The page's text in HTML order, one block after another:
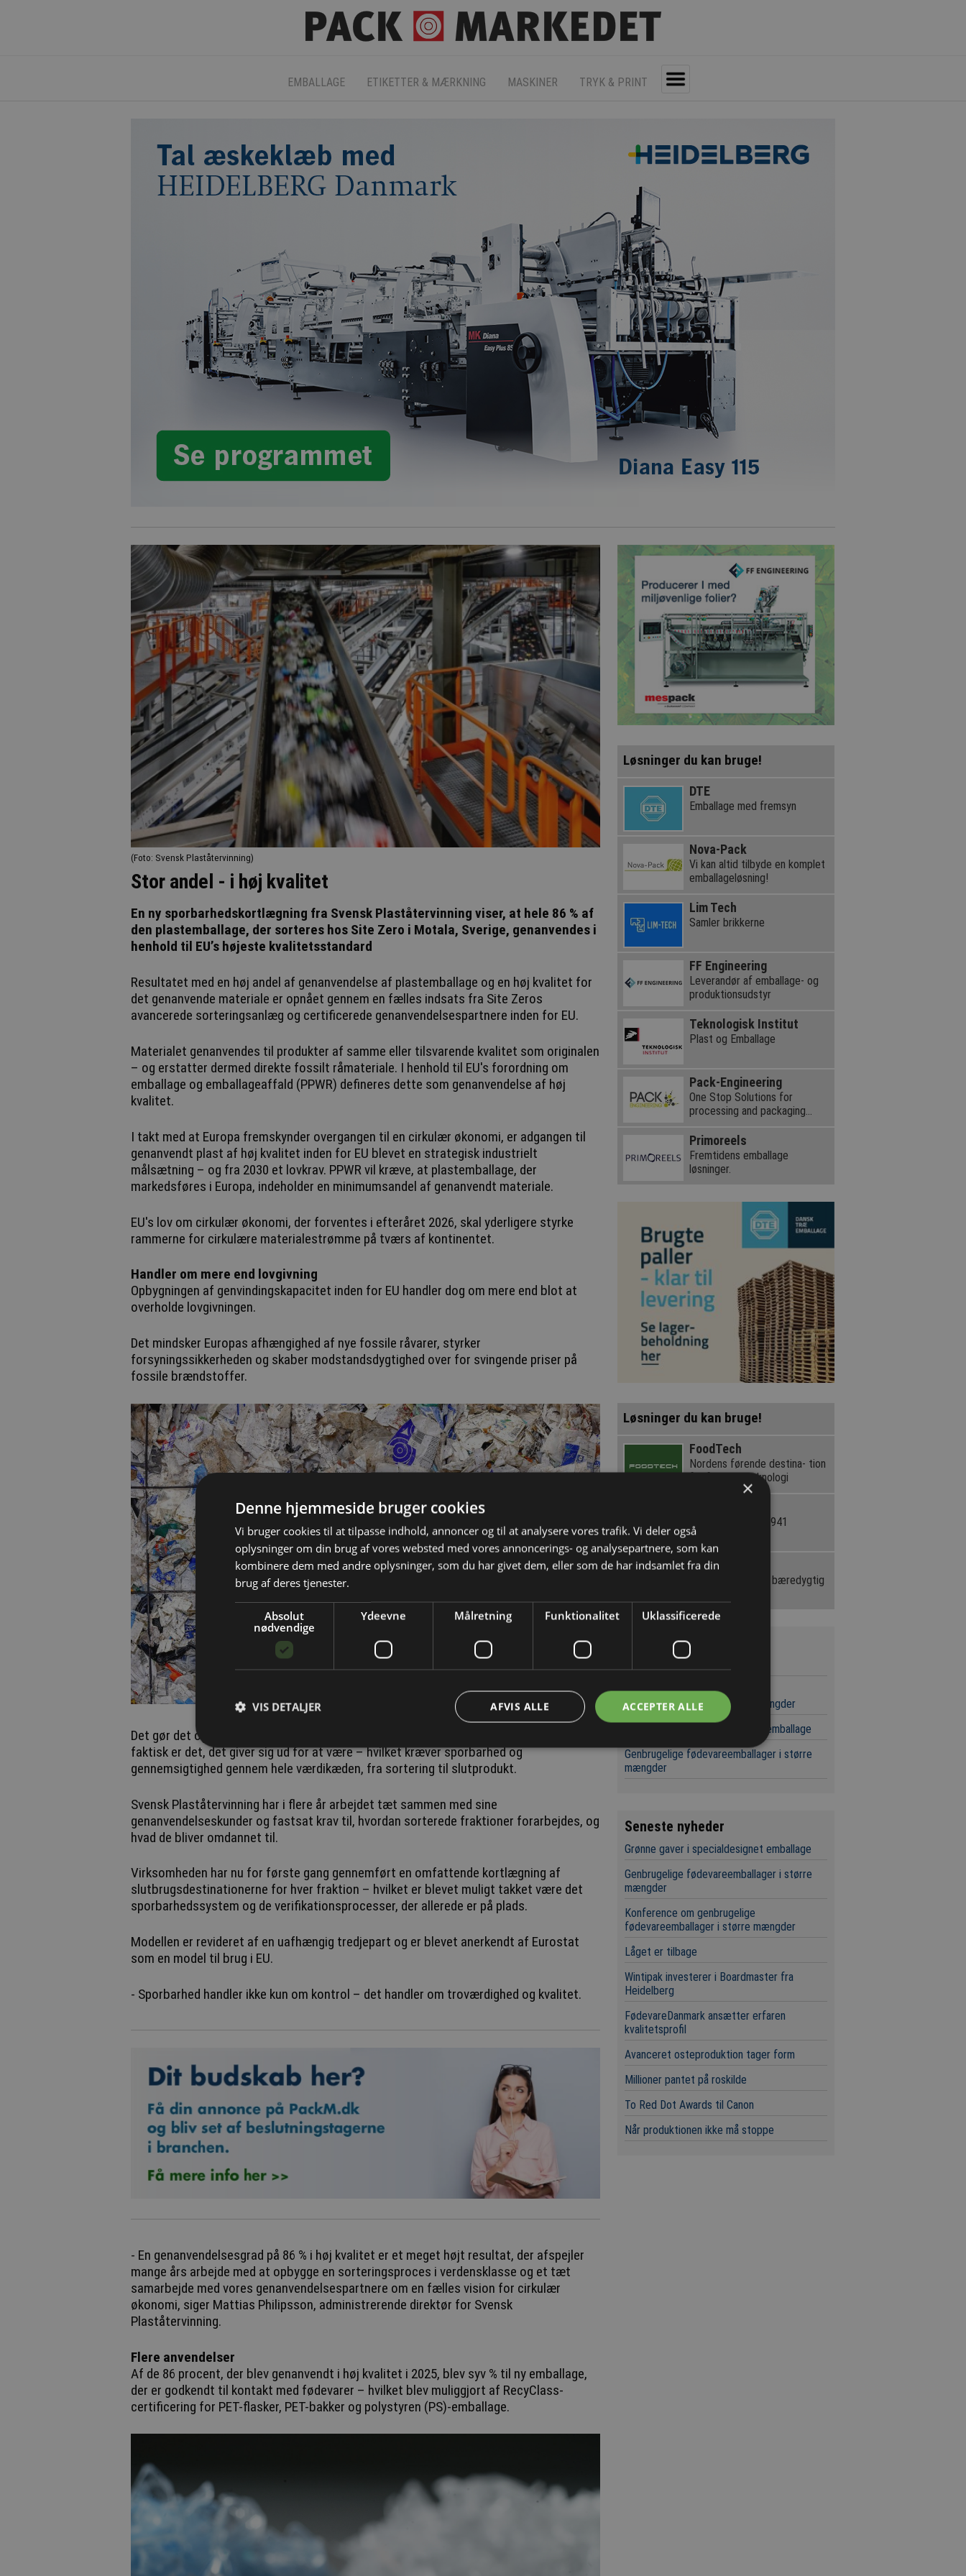
EMBALLAGE ETIKETTER & MÆRKNING MASKINER TRYK & PRINT
(Foto: Svensk Plaståtervinning)
Stor andel - i høj kvalitet
En ny sporbarhedskortlægning fra Svensk Plaståtervinning viser, at hele 86 % af
den plastemballage, der sorteres hos Site Zero i Motala, Sverige, genanvendes i
henhold til EU’s højeste kvalitetsstandard
Resultatet med en høj andel af genanvendelse af plastemballage og en høj kvalitet for
det genanvende materiale er opnået gennem en fælles indsats fra Site Zeros
avancerede sorteringsanlæg og certificerede genanvendelsespartnere inden for EU.
Materialet genanvendes til produkter af samme eller tilsvarende kvalitet som originalen
– og erstatter dermed direkte fossilt råmateriale. I henhold til EU's forordning om
emballage og emballageaffald (PPWR) defineres dette som genanvendelse af høj
kvalitet.
I takt med at Europa fremskynder overgangen til en cirkulær økonomi, er adgangen til
genanvendt plast af høj kvalitet inden for EU blevet en strategisk industrielt
målsætning – og fra 2030 et lovkrav. PPWR vil kræve, at plastemballage, der
markedsføres i Europa, indeholder en minimumsandel af genanvendt materiale.
EU's lov om cirkulær økonomi, der forventes i efteråret 2026, skal yderligere styrke
rammerne for cirkulære materialestrømme på tværs af kontinentet.
Handler om mere end lovgivning
Opbygningen af genvindingskapacitet inden for EU handler dog om mere end blot at
overholde lovgivningen.
Det mindsker Europas afhængighed af nye fossile råvarer, styrker
forsyningssikkerheden og skaber modstandsdygtighed over for svingende priser på
fossile brændstoffer.
Det gør det også lettere at kontrollere og verificere, at genvundet materiale rent
faktisk er det, det giver sig ud for at være – hvilket kræver sporbarhed og
gennemsigtighed gennem hele værdikæden, fra sortering til slutprodukt.
Svensk Plaståtervinning har i flere år arbejdet tæt sammen med sine
genanvendelseskunder og fastsat krav til, hvordan sorterede fraktioner forarbejdes, og
hvad de bliver omdannet til.
Virksomheden har nu for første gang gennemført en omfattende kortlægning af
slutbrugsdestinationerne for hver fraktion – hvilket er blevet muligt takket være det
sporbarhedssystem og de verifikationsprocesser, der allerede er på plads.
Modellen er revideret af en uafhængig tredjepart og er blevet anerkendt af Eurostat
som en model til brug i EU.
- Sporbarhed handler ikke kun om kontrol – det handler om troværdighed og kvalitet.
- En genanvendelsesgrad på 86 % i høj kvalitet er et meget højt resultat, der afspejler
mange års arbejde med at opbygge en sorteringsproces i verdensklasse og et tæt
samarbejde med vores genanvendelsespartnere om en fælles vision for cirkulær
økonomi, siger Mattias Philipsson, administrerende direktør for Svensk
Plaståtervinning.
Flere anvendelser
Af de 86 procent, der blev genanvendt i høj kvalitet i 2025, blev syv % til ny emballage,
der er godkendt til kontakt med fødevarer – hvilket blev muliggjort af RecyClass-
certificering for PET-flasker, PET-bakker og polystyren (PS)-emballage.
Løsninger du kan bruge!
DTE
Emballage med fremsyn
Nova-Pack
Vi kan altid tilbyde en komplet
emballageløsning!
Lim Tech
Samler brikkerne
FF Engineering
Leverandør af emballage- og
produktionsudstyr
Teknologisk Institut
Plast og Emballage
Pack-Engineering
One Stop Solutions for
processing and packaging
Primoreels
Fremtidens emballage
løsninger.
Løsninger du kan bruge!
FoodTech
Nordens førende destina- tion
for fødevareteknologi
Industrilim siden 1941
Gludan
Bæredygtig lim til bæredygtig
Mest læste
Konference om genbrugelige
fødevareemballager i større mængder
Grønne gaver i specialdesignet emballage
Genbrugelige fødevareemballager i større
mængder
Seneste nyheder
Grønne gaver i specialdesignet emballage
Genbrugelige fødevareemballager i større
mængder
Konference om genbrugelige
fødevareemballager i større mængder
Låget er tilbage
Wintipak investerer i Boardmaster fra
Heidelberg
FødevareDanmark ansætter erfaren
kvalitetsprofil
Avanceret osteproduktion tager form
Millioner pantet på roskilde
To Red Dot Awards til Canon
Når produktionen ikke må stoppe
×
Denne hjemmeside bruger cookies
Vi bruger cookies til at tilpasse indhold, annoncer og til at analysere vores trafik. Vi deler også
oplysninger om din brug af vores websted med vores annoncerings- og analysepartnere, som kan
kombinere dem med andre oplysninger, som du har givet dem, eller som de har indsamlet fra din
brug af deres tjenester.
Absolut
nødvendige
Ydeevne Målretning Funktionalitet Uklassificerede
ACCEPTER ALLE
AFVIS ALLE
VIS DETALJER